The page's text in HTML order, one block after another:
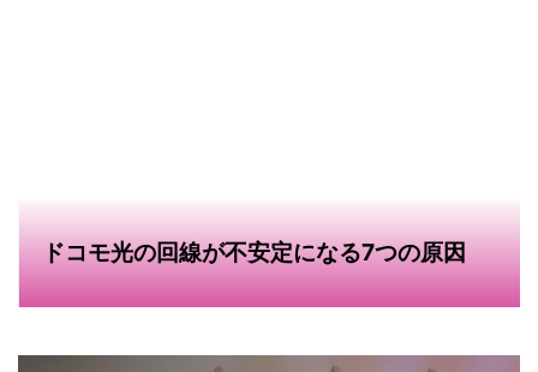
ドコモ光の回線が不安定になる7つの原因